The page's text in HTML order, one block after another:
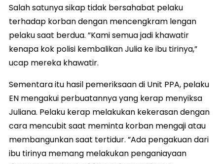
Salah satunya sikap tidak bersahabat pelaku
terhadap korban dengan mencengkram lengan
pelaku saat berdua. ”Kami semua jadi khawatir
kenapa kok polisi kembalikan Julia ke ibu tirinya,”
ucap mereka khawatir.
Sementara itu hasil pemeriksaan di Unit PPA, pelaku
EN mengakui perbuatannya yang kerap menyiksa
Juliana. Pelaku kerap melakukan kekerasan dengan
cara mencubit saat meminta korban mengaji atau
membangunkan saat tertidur. ”Ada pengakuan dari
ibu tirinya memang melakukan penganiayaan